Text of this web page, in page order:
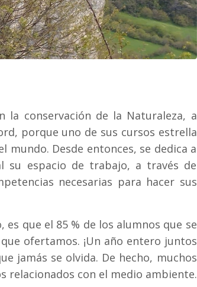
la conservación de la Naturaleza, a
porque uno de sus cursos estrella
Desde entonces, se dedica a
su espacio de trabajo, a través de
necesarias para hacer sus
que el 85 % de los alumnos que se
ofertamos. ¡Un año entero juntos
jamás se olvida. De hecho, muchos
relacionados con el medio ambiente.